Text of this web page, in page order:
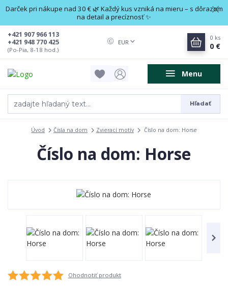
Darček pri nákupe nad 30 € 🌿 Každý kus vzniká na mieru – s dôrazom
na detail a precíznosť ✨
Menu
EUR
Hľadať
+421 948 770 425
+421 907 966 113
(Po-Pia, 8-18 hod.)
0 ks
0 €
Úvod Čísla na dom Zvierací motív Číslo na dom: Horse
Číslo na dom: Horse
Ohodnotiť produkt